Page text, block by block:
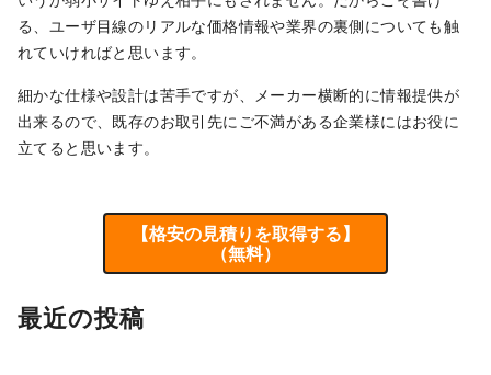
る、ユーザ目線のリアルな価格情報や業界の裏側についても触
れていければと思います。
細かな仕様や設計は苦手ですが、メーカー横断的に情報提供が
出来るので、既存のお取引先にご不満がある企業様にはお役に
立てると思います。
【格安の見積りを取得する】
（無料）
最近の投稿